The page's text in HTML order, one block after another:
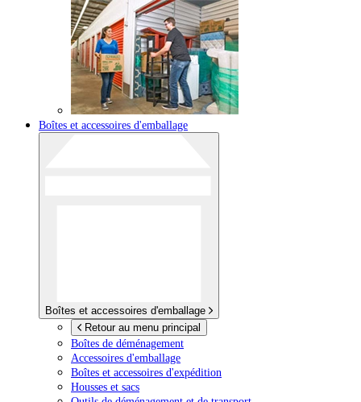
Boîtes et accessoires d'emballage
Boîtes et accessoires d'emballage
Retour au menu principal
Boîtes de déménagement
Accessoires d'emballage
Boîtes et accessoires d'expédition
Housses et sacs